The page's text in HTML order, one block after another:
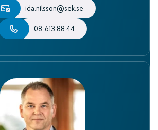
ida.nilsson@sek.se
08-613 88 44